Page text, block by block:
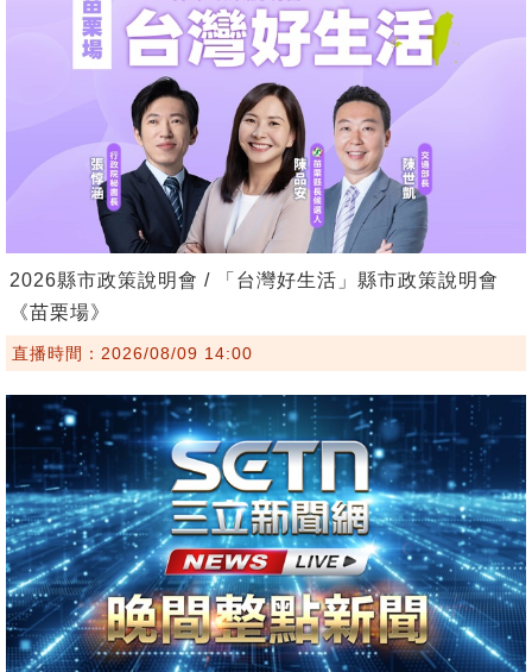
2026縣市政策說明會 / 「台灣好生活」縣市政策說明會
《苗栗場》
直播時間：2026/08/09 14:00